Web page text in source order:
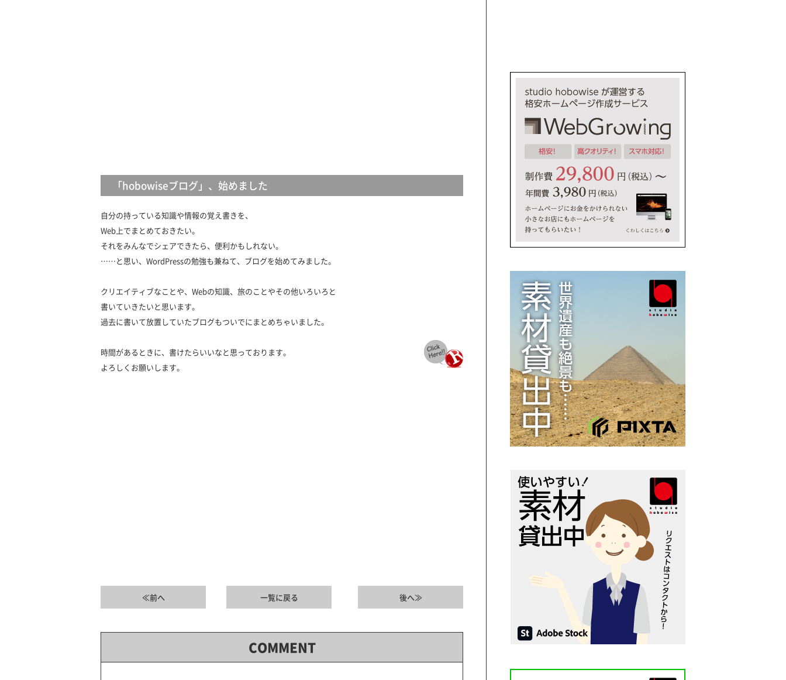
「hobowiseブログ」、始めました
自分の持っている知識や情報の覚え書きを、
Web上でまとめておきたい。
それをみんなでシェアできたら、便利かもしれない。
……と思い、WordPressの勉強も兼ねて、ブログを始めてみました。
クリエイティブなことや、Webの知識、旅のことやその他いろいろと
書いていきたいと思います。
過去に書いて放置していたブログもついでにまとめちゃいました。
時間があるときに、書けたらいいなと思っております。
よろしくお願いします。
≪前へ 一覧に戻る 後へ≫
COMMENT